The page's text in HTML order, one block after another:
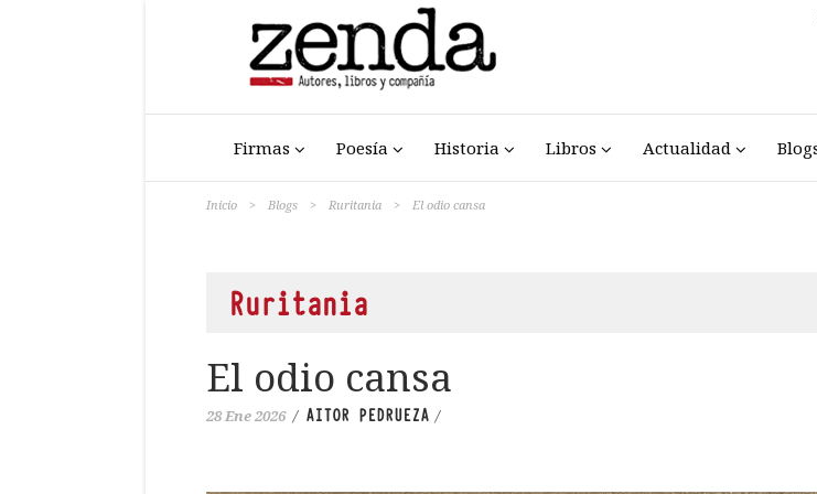
Firmas Poesía Historia Libros Actualidad
Inicio > Blogs > Ruritania > El odio cansa
Ruritania
El odio cansa
28 Ene 2026 / AITOR PEDRUEZA /